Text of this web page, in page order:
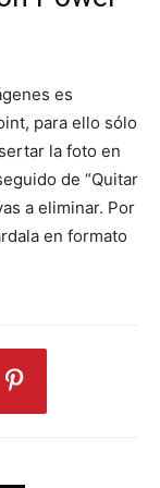
es
para ello sólo
la foto en
de “Quitar
a eliminar. Por
en formato